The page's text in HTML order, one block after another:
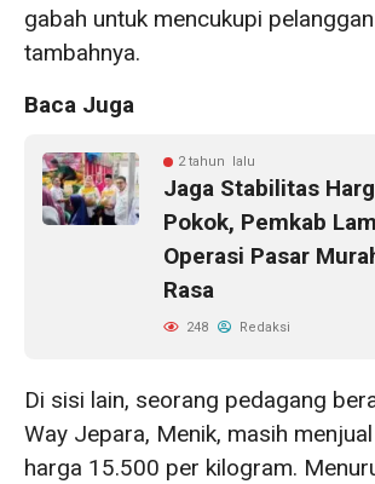
gabah untuk mencukupi pelanggan
tambahnya.
Baca Juga
2 tahun lalu
Jaga Stabilitas
Pokok, Pemkab
Operasi Pasar
Rasa
248 Redaksi
Di sisi lain, seorang pedagang
Way Jepara, Menik, masih
harga 15.500 per kilogram.